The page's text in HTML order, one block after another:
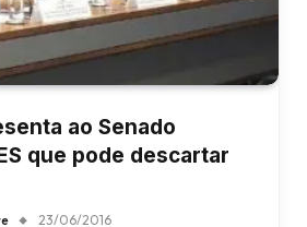
ao Senado
que pode descartar
23/06/2016